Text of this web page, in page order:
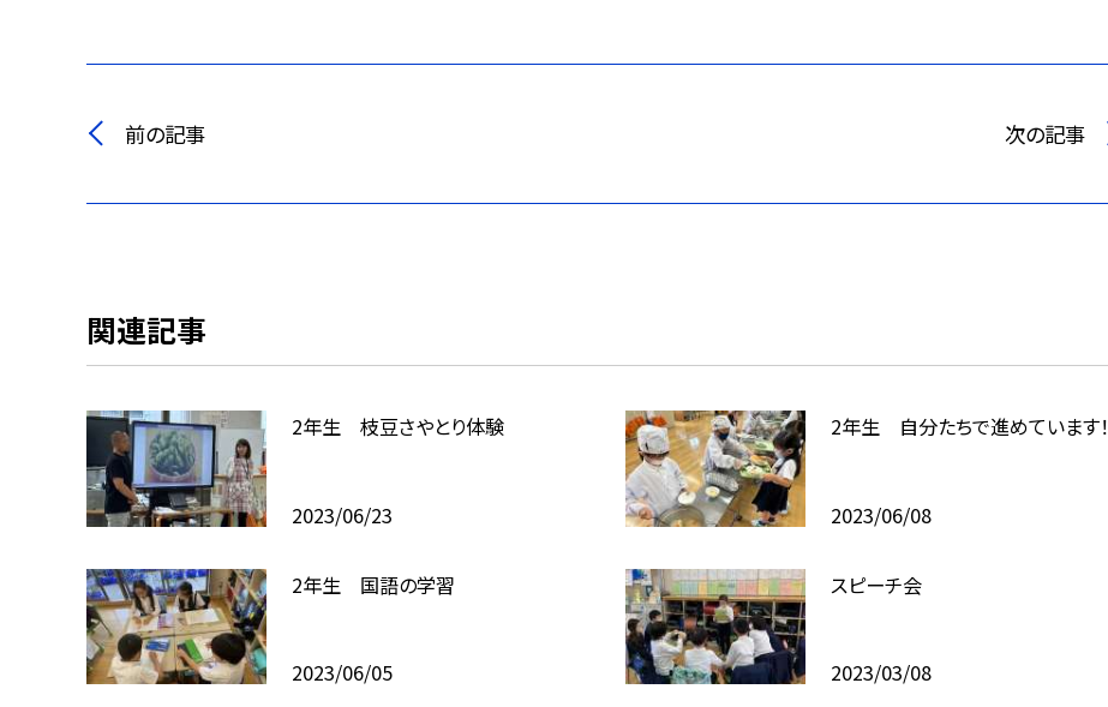
前の記事 次の記事
関連記事
2年生 枝豆さやとり体験
2023/06/23
2年生 自分たちで進めています！
2023/06/08
2年生 国語の学習
2023/06/05
スピーチ会
2023/03/08